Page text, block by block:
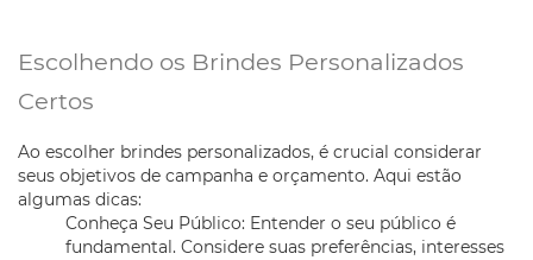
Escolhendo os Brindes Personalizados
Certos
Ao escolher brindes personalizados, é crucial considerar
seus objetivos de campanha e orçamento. Aqui estão
algumas dicas:
Conheça Seu Público: Entender o seu público é
fundamental. Considere suas preferências, interesses